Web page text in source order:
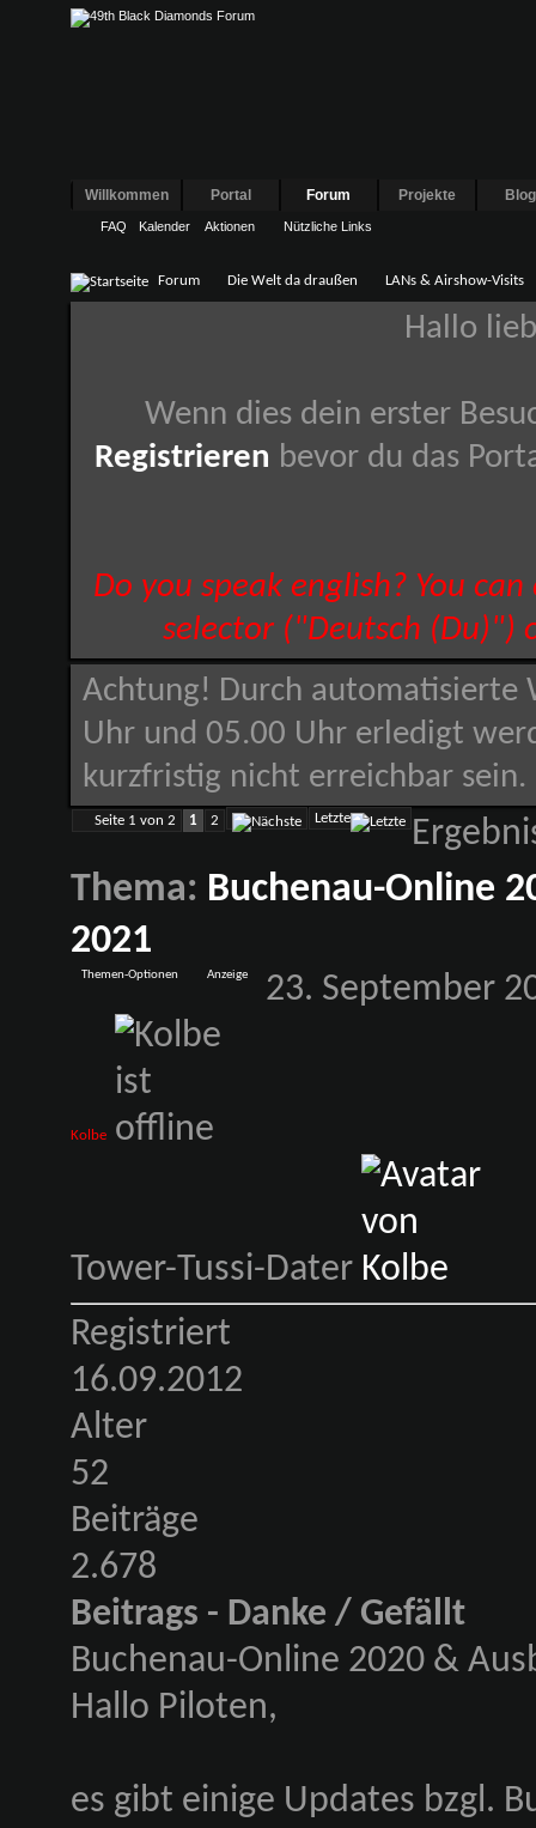
Willkommen Portal Forum
FAQ Kalender Aktionen Nützliche Links
Projekte
Forum Die Welt da draußen LANs & Airshow-Visits
Hallo
Wenn dies dein erster
Registrieren bevor du das
Do you speak english? You
selector ("Deutsch (Du)")
Achtung! Durch automatisierte
Uhr und 05.00 Uhr erledigt
kurzfristig nicht erreichbar
Seite 1 von 2 1 2 Letzte
Thema: Buchenau-Online
2021
Themen-Optionen Anzeige 23. September
Kolbe
Tower-Tussi-Dater
Registriert
16.09.2012
Alter
52
Beiträge
2.678
Beitrags - Danke / Gefällt
Buchenau-Online 2020 &
Hallo Piloten,
es gibt einige Updates bzgl.